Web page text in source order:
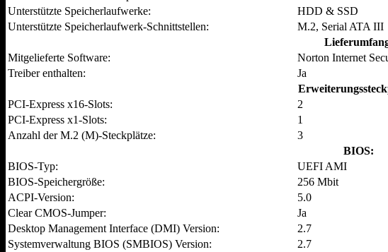
Unterstützte Speicherlaufwerke:
HDD & SSD
Unterstützte Speicherlaufwerk-Schnittstellen:
M.2, Serial ATA III
Mitgelieferte Software:
Norton Internet
Treiber enthalten:
Ja
PCI-Express x16-Slots:
2
PCI-Express x1-Slots:
1
Anzahl der M.2 (M)-Steckplätze:
3
BIOS:
BIOS-Typ:
UEFI AMI
BIOS-Speichergröße:
256 Mbit
ACPI-Version:
5.0
Clear CMOS-Jumper:
Ja
Desktop Management Interface (DMI) Version:
2.7
Systemverwaltung BIOS (SMBIOS) Version:
2.7